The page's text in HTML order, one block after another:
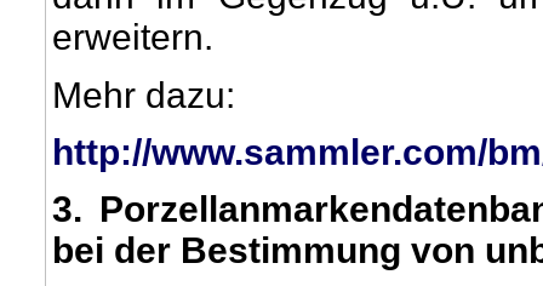
erweitern.
Mehr dazu:
http://www.sammler.com/
3.
bei der Bestimmung von